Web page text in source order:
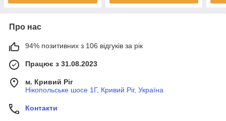
Про нас
94% позитивних з 106 відгуків за рік
Працює з 31.08.2023
м. Кривий Ріг
Нікопольське шосе 1Г, Кривий Ріг, Україна
Контакти